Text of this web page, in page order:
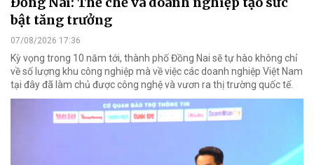
bật tăng trưởng
07/08/2026 17:36
Kỳ vọng trong 10 năm tới, thành phố Đồng Nai sẽ tự hào không chỉ
về số lượng khu công nghiệp mà về việc các doanh nghiệp Việt Nam
tại đây đã làm chủ được công nghệ và vươn ra thị trường quốc tế.